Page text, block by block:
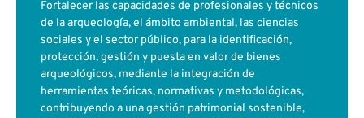
Fortalecer las capacidades de profesionales y técnicos
de la arqueología, el ámbito ambiental, las ciencias
sociales y el sector público, para la identificación,
protección, gestión y puesta en valor de bienes
arqueológicos, mediante la integración de
herramientas teóricas, normativas y metodológicas,
contribuyendo a una gestión patrimonial sostenible,